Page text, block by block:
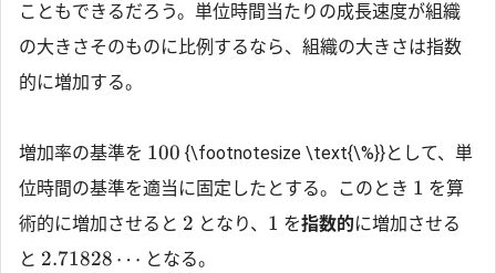
こともできるだろう。単位時間当たりの成長速度が組織
の大きさそのものに比例するなら、組織の大きさは指数
的に増加する。
増加率の基準を 100 {\footnotesize \text{\%}}として、単
位時間の基準を適当に固定したとする。このとき 1 を算
術的に増加させると 2 となり、 1 を指数的に増加させる
と 2.71828 ⋯ となる。